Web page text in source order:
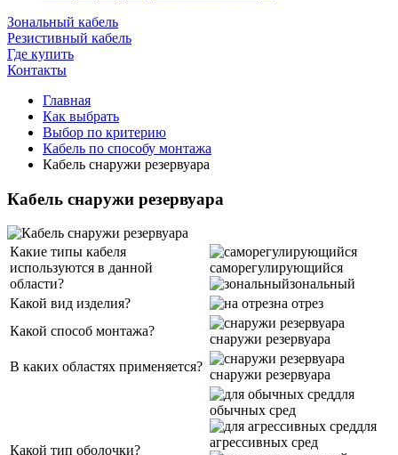
Зональный кабель
Резистивный кабель
Где купить
Контакты
Главная
Как выбрать
Выбор по критерию
Кабель по способу монтажа
Кабель снаружи резервуара
Кабель снаружи резервуара
Какие типы кабеля
используются в данной
области?
саморегулирующийся
зональный
Какой вид изделия?
на отрез
Какой способ монтажа?
снаружи резервуара
В каких областях применяется?
снаружи резервуара
Какой тип оболочки?
для
обычных сред
для
агрессивных сред